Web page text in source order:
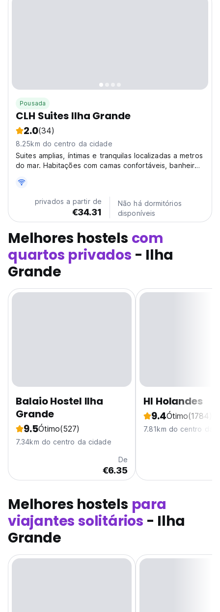
Pousada
CLH Suites Ilha Grande
2.0(34)
8.25km do centro da cidade
Suites amplias, íntimas e tranquilas localizadas a metros
do mar. Habitações com camas confortáveis, banheiro
nível.
privados a partir de
€34.31
Não há dormitórios
disponíveis
Melhores hostels com
quartos privados - Ilha
Grande
Balaio Hostel Ilha
Grande
9.5Ótimo(527)
7.34km do centro da cidade
De
€6.35
HI Holandes
9.4Ótimo(1784)
7.81km do centro da
Melhores hostels para
viajantes solitários - Ilha
Grande